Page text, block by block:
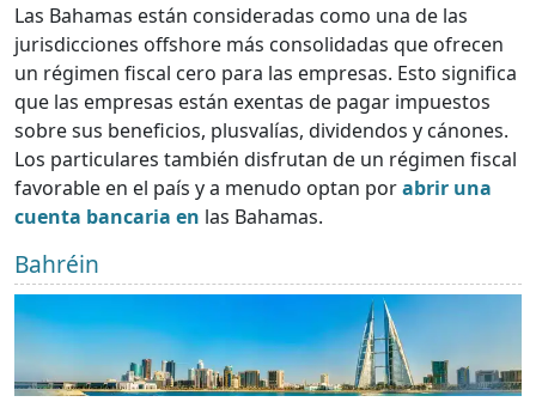
Las Bahamas están consideradas como una de las
jurisdicciones offshore más consolidadas que ofrecen
un régimen fiscal cero para las empresas. Esto significa
que las empresas están exentas de pagar impuestos
sobre sus beneficios, plusvalías, dividendos y cánones.
Los particulares también disfrutan de un régimen fiscal
favorable en el país y a menudo optan porabrir una
cuenta bancaria en las Bahamas.
Bahréin